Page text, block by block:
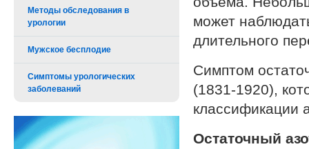
Методы обследования в
урологии
Мужское бесплодие
Симптомы урологических
заболеваний
может
длительного
Симптом
(1831-1920),
классификации
Остаточный